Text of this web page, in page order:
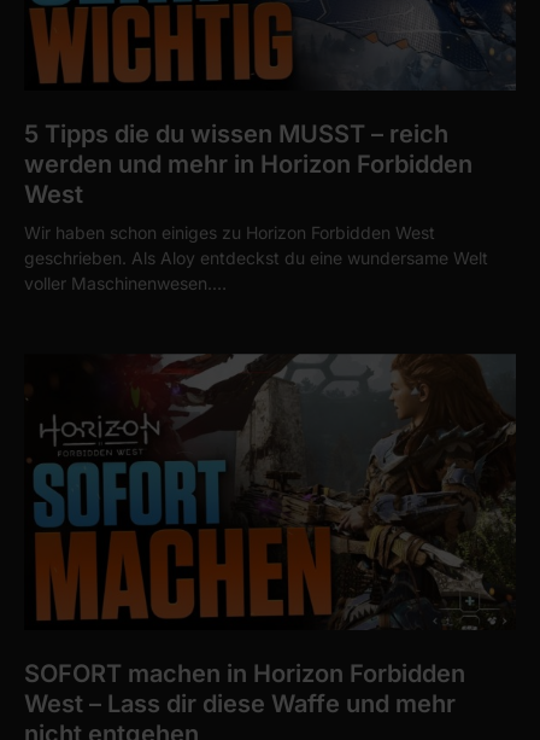
5 Tipps die du wissen MUSST – reich
werden und mehr in Horizon Forbidden
West
Wir haben schon einiges zu Horizon Forbidden West
geschrieben. Als Aloy entdeckst du eine wundersame Welt
voller Maschinenwesen.…
SOFORT machen in Horizon Forbidden
West – Lass dir diese Waffe und mehr